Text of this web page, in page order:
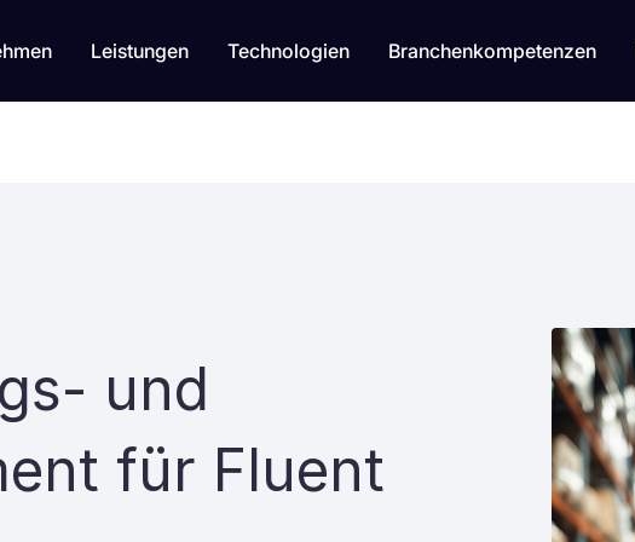
Leistungen Technologien Branchenkompetenzen
und
für Fluent